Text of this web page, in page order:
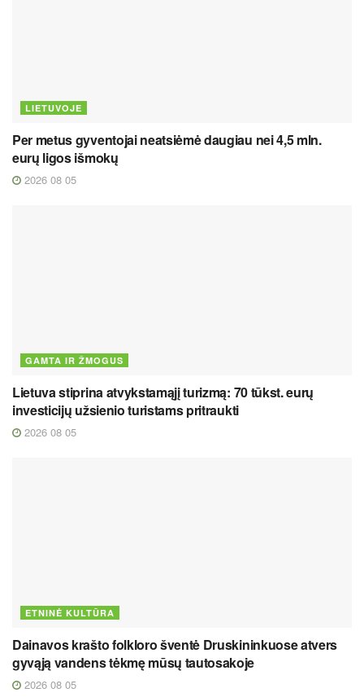
LIETUVOJE
Per metus gyventojai neatsiėmė daugiau nei 4,5 mln.
eurų ligos išmokų
2026 08 05
GAMTA IR ŽMOGUS
Lietuva stiprina atvykstamąjį turizmą: 70 tūkst. eurų
investicijų užsienio turistams pritraukti
2026 08 05
ETNINĖ KULTŪRA
Dainavos krašto folkloro šventė Druskininkuose atvers
gyvąją vandens tėkmę mūsų tautosakoje
2026 08 05